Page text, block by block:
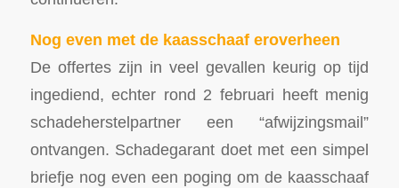
Nog even met de kaasschaaf eroverheen
De offertes zijn in veel gevallen keurig op tijd
ingediend, echter rond 2 februari heeft menig
schadeherstelpartner een “afwijzingsmail”
ontvangen. Schadegarant doet met een simpel
briefje nog even een poging om de kaasschaaf